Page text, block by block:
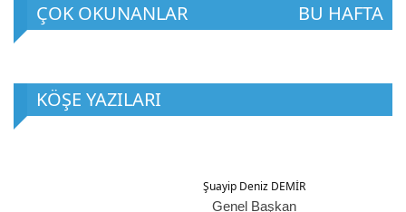
ÇOK OKUNANLAR BU HAFTA
KÖŞE YAZILARI
Şuayip Deniz DEMİR
Genel Başkan